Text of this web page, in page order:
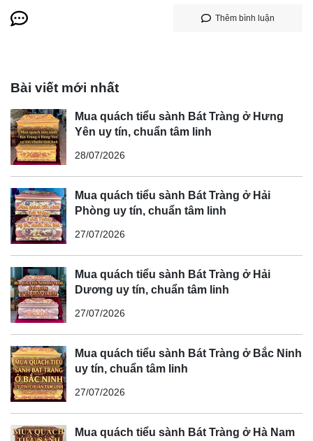
Thêm bình luận
Bài viết mới nhất
Mua quách tiểu sành Bát Tràng ở Hưng
Yên uy tín, chuẩn tâm linh
28/07/2026
Mua quách tiểu sành Bát Tràng ở Hải
Phòng uy tín, chuẩn tâm linh
27/07/2026
Mua quách tiểu sành Bát Tràng ở Hải
Dương uy tín, chuẩn tâm linh
27/07/2026
Mua quách tiểu sành Bát Tràng ở Bắc Ninh
uy tín, chuẩn tâm linh
27/07/2026
Mua quách tiểu sành Bát Tràng ở Hà Nam